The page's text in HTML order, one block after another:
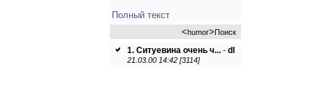
Полный текст
<humor>Поиск
1. Ситуевина очень ч... - dl
21.03.00 14:42 [3114]